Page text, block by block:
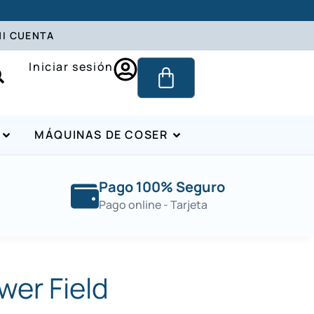
CUENTA
Iniciar sesión
MÁQUINAS DE COSER
Pago 100% Seguro
Pago online - Tarjeta
Field